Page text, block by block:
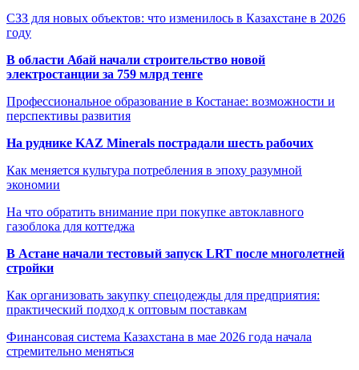
СЗЗ для новых объектов: что изменилось в Казахстане в 2026
году
В области Абай начали строительство новой
электростанции за 759 млрд тенге
Профессиональное образование в Костанае: возможности и
перспективы развития
На руднике KAZ Minerals пострадали шесть рабочих
Как меняется культура потребления в эпоху разумной
экономии
На что обратить внимание при покупке автоклавного
газоблока для коттеджа
В Астане начали тестовый запуск LRT после многолетней
стройки
Как организовать закупку спецодежды для предприятия:
практический подход к оптовым поставкам
Финансовая система Казахстана в мае 2026 года начала
стремительно меняться